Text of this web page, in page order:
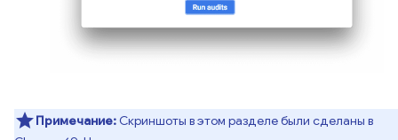
Примечание: Скриншоты в этом разделе были сделаны в